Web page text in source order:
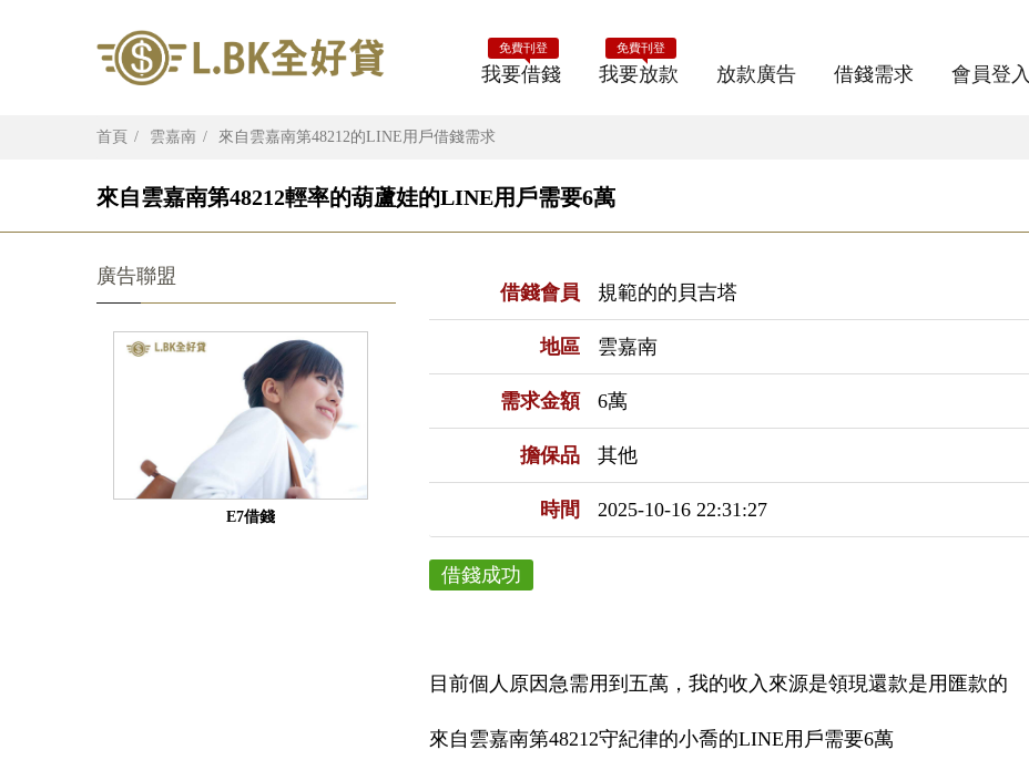
我要借錢
免費刊登
我要放款
免費刊登
放款廣告 借錢需求 會員登入
首頁 雲嘉南 來自雲嘉南第48212的LINE用戶借錢需求
來自雲嘉南第48212輕率的葫蘆娃的LINE用戶需要6萬
借錢會員 規範的的貝吉塔
地區 雲嘉南
需求金額 6萬
擔保品 其他
時間 2025-10-16 22:31:27
借錢成功
目前個人原因急需用到五萬，我的收入來源是領現還款是用匯款的
來自雲嘉南第48212守紀律的小喬的LINE用戶需要6萬
廣告聯盟
E7借錢